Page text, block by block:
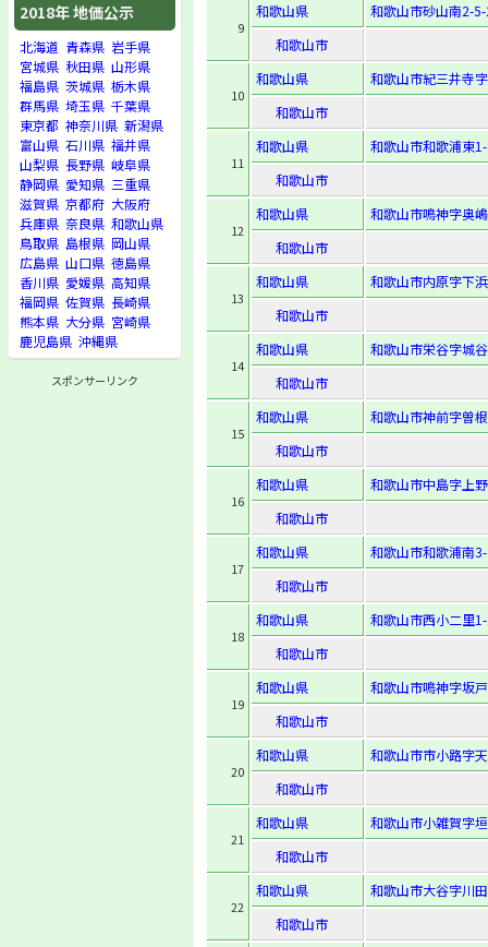
2018年 地価公示
北海道 青森県 岩手県
宮城県 秋田県 山形県
福島県 茨城県 栃木県
群馬県 埼玉県 千葉県
東京都 神奈川県 新潟県
富山県 石川県 福井県
山梨県 長野県 岐阜県
静岡県 愛知県 三重県
滋賀県 京都府 大阪府
兵庫県 奈良県 和歌山県
鳥取県 島根県 岡山県
広島県 山口県 徳島県
香川県 愛媛県 高知県
福岡県 佐賀県 長崎県
熊本県 大分県 宮崎県
鹿児島県 沖縄県
スポンサーリンク
9
和歌山県
和歌山市砂山南2-
和歌山市
10
和歌山県
和歌山市紀三井寺
和歌山市
11
和歌山県
和歌山市和歌浦東
和歌山市
12
和歌山県
和歌山市鳴神字奥
和歌山市
13
和歌山県
和歌山市内原字下
和歌山市
14
和歌山県
和歌山市栄谷字城
和歌山市
15
和歌山県
和歌山市神前字曽
和歌山市
16
和歌山県
和歌山市中島字上
和歌山市
17
和歌山県
和歌山市和歌浦南
和歌山市
18
和歌山県
和歌山市西小二里
和歌山市
19
和歌山県
和歌山市鳴神字坂
和歌山市
20
和歌山県
和歌山市市小路字
和歌山市
21
和歌山県
和歌山市小雑賀字
和歌山市
22
和歌山県
和歌山市大谷字川
和歌山市